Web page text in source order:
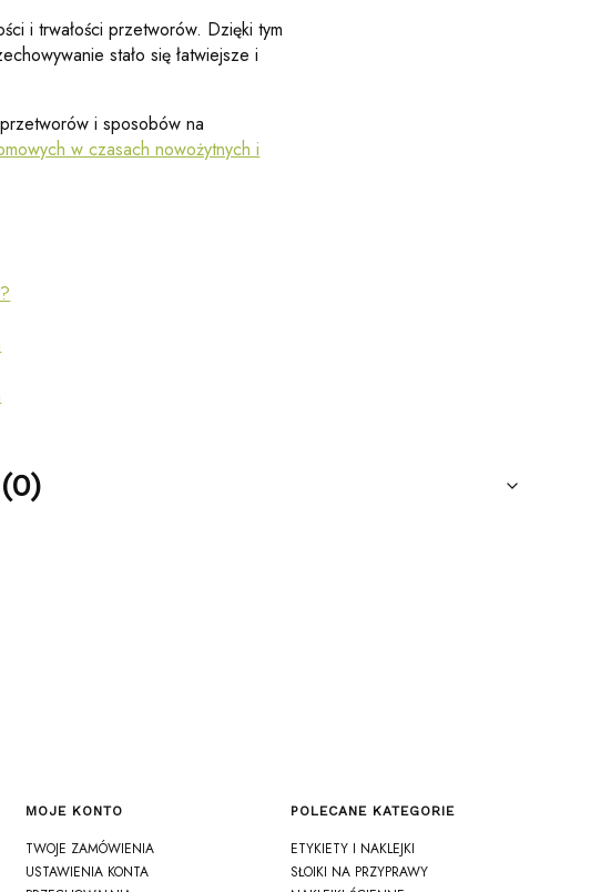
i trwałości przetworów. Dzięki tym
stało się łatwiejsze i
i sposobów na
w czasach nowożytnych i
MOJE KONTO
TWOJE ZAMÓWIENIA
USTAWIENIA KONTA
POLECANE KATEGORIE
ETYKIETY I NAKLEJKI
SŁOIKI NA PRZYPRAWY